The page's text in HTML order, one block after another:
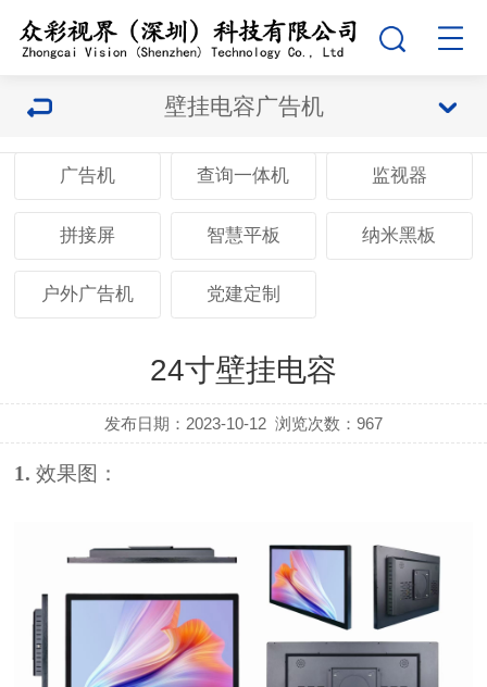
壁挂电容广告机
广告机 查询一体机 监视器
拼接屏 智慧平板 纳米黑板
户外广告机 党建定制
24寸壁挂电容
发布日期：2023-10-12 浏览次数：967
1.效果图：